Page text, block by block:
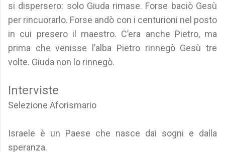
si dispersero: solo Giuda rimase. Forse baciò Gesù
per rincuorarlo. Forse andò con i centurioni nel posto
in cui presero il maestro. C’era anche Pietro, ma
prima che venisse l’alba Pietro rinnegò Gesù tre
volte. Giuda non lo rinnegò.
Interviste
Selezione Aforismario
Israele è un Paese che nasce dai sogni e dalla
speranza.